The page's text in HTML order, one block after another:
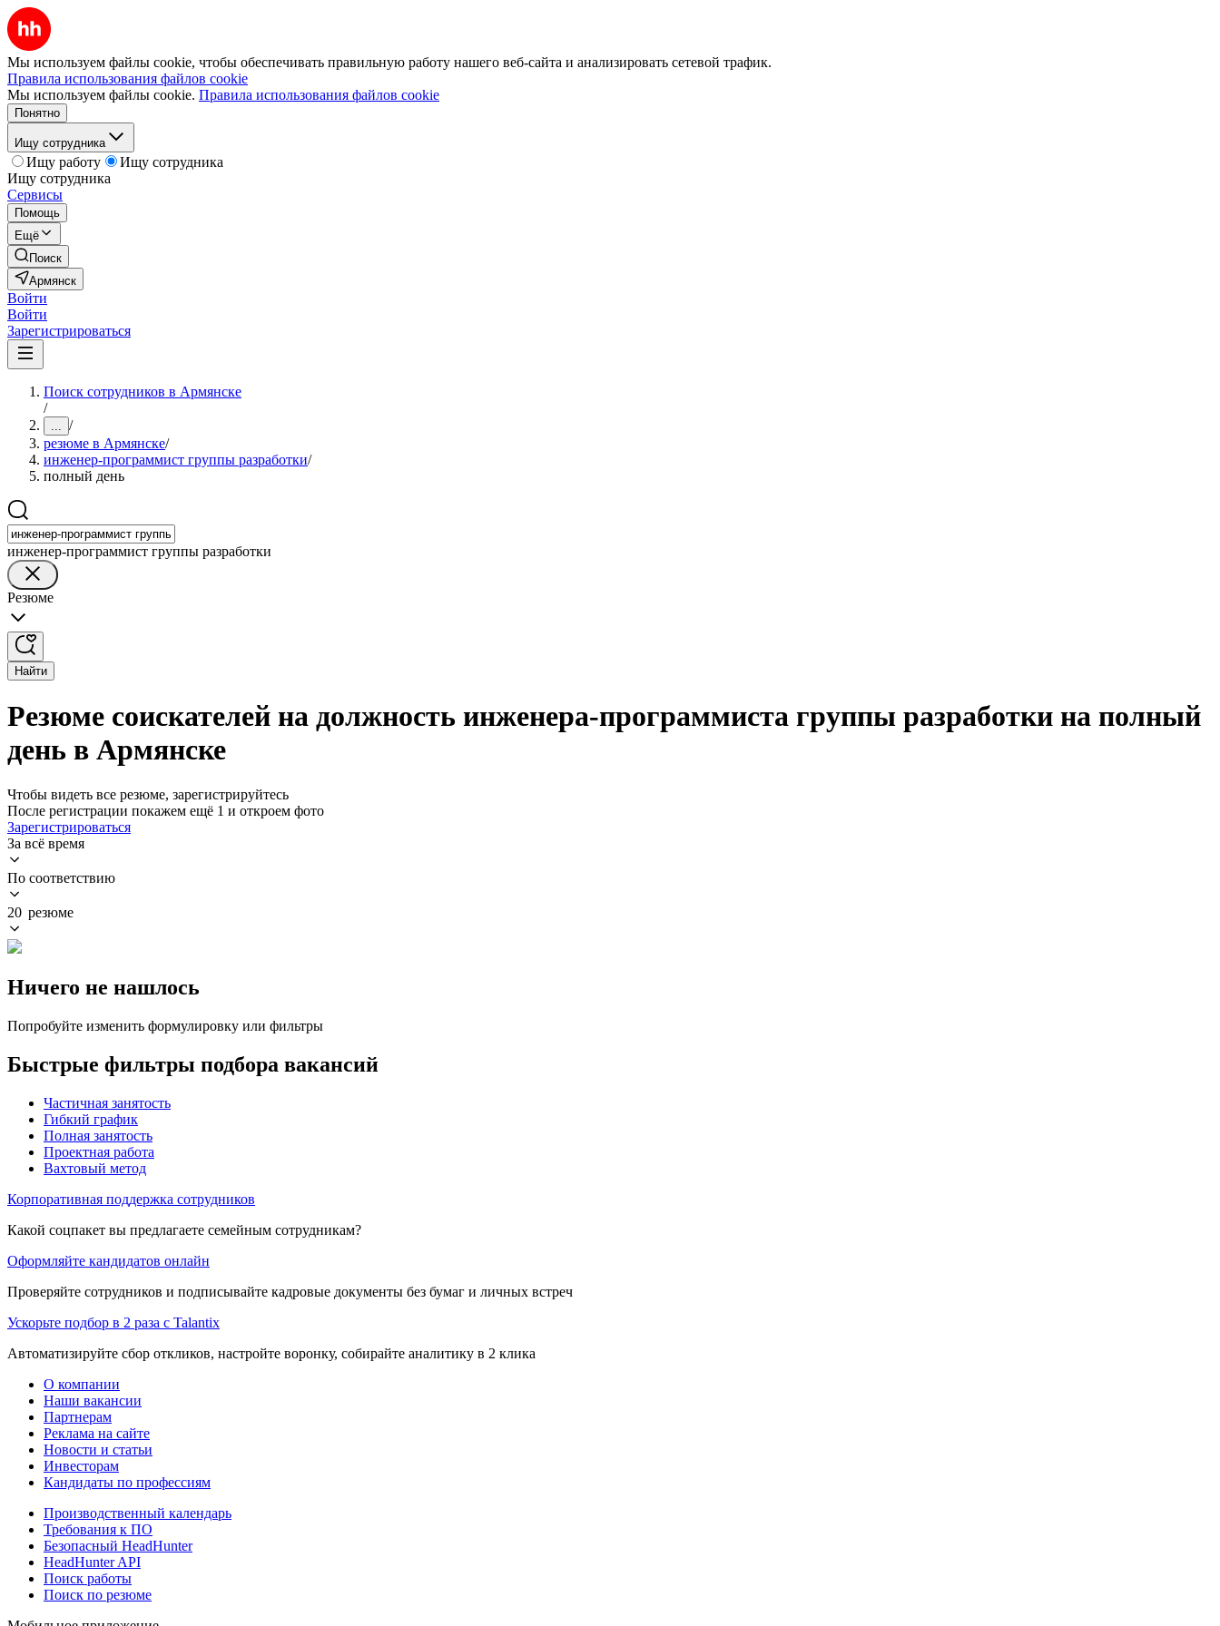
Мы используем файлы cookie, чтобы обеспечивать правильную работу нашего веб-сайта и анализировать сетевой трафик.
Правила использования файлов cookie
Мы используем файлы cookie. Правила использования файлов cookie
Понятно
Ищу сотрудника
Ищу работу
Ищу сотрудника
Ищу сотрудника
Сервисы
Помощь
Ещё
Поиск
Армянск
Войти
Войти
Зарегистрироваться
Поиск сотрудников в Армянске
/
... /
резюме в Армянске/
инженер-программист группы разработки/
полный день
инженер-программист группы разработки
Резюме
Найти
Резюме соискателей на должность инженера-программиста группы разработки на полный
день в Армянске
Чтобы видеть все резюме, зарегистрируйтесь
После регистрации покажем ещё 1 и откроем фото
Зарегистрироваться
За всё время
По соответствию
20 резюме
Ничего не нашлось
Попробуйте изменить формулировку или фильтры
Быстрые фильтры подбора вакансий
Частичная занятость
Гибкий график
Полная занятость
Проектная работа
Вахтовый метод
Корпоративная поддержка сотрудников
Какой соцпакет вы предлагаете семейным сотрудникам?
Оформляйте кандидатов онлайн
Проверяйте сотрудников и подписывайте кадровые документы без бумаг и личных встреч
Ускорьте подбор в 2 раза с Talantix
Автоматизируйте сбор откликов, настройте воронку, собирайте аналитику в 2 клика
О компании
Наши вакансии
Партнерам
Реклама на сайте
Новости и статьи
Инвесторам
Кандидаты по профессиям
Производственный календарь
Требования к ПО
Безопасный HeadHunter
HeadHunter API
Поиск работы
Поиск по резюме